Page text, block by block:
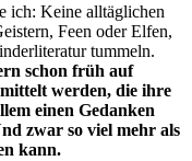
ich: Keine alltäglichen
Feen oder Elfen,
tummeln.
schon früh auf
werden, die ihre
einen Gedanken
zwar so viel mehr als
kann.